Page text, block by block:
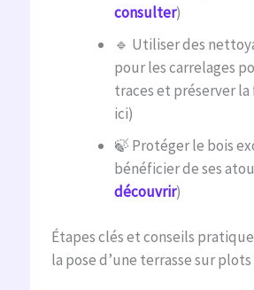
consulter)
🔹 Utiliser des
pour les carrelages
traces et préserver
ici)
🍃 Protéger le bois
bénéficier de ses
découvrir)
Étapes clés et conseils
la pose d’une terrasse sur plots